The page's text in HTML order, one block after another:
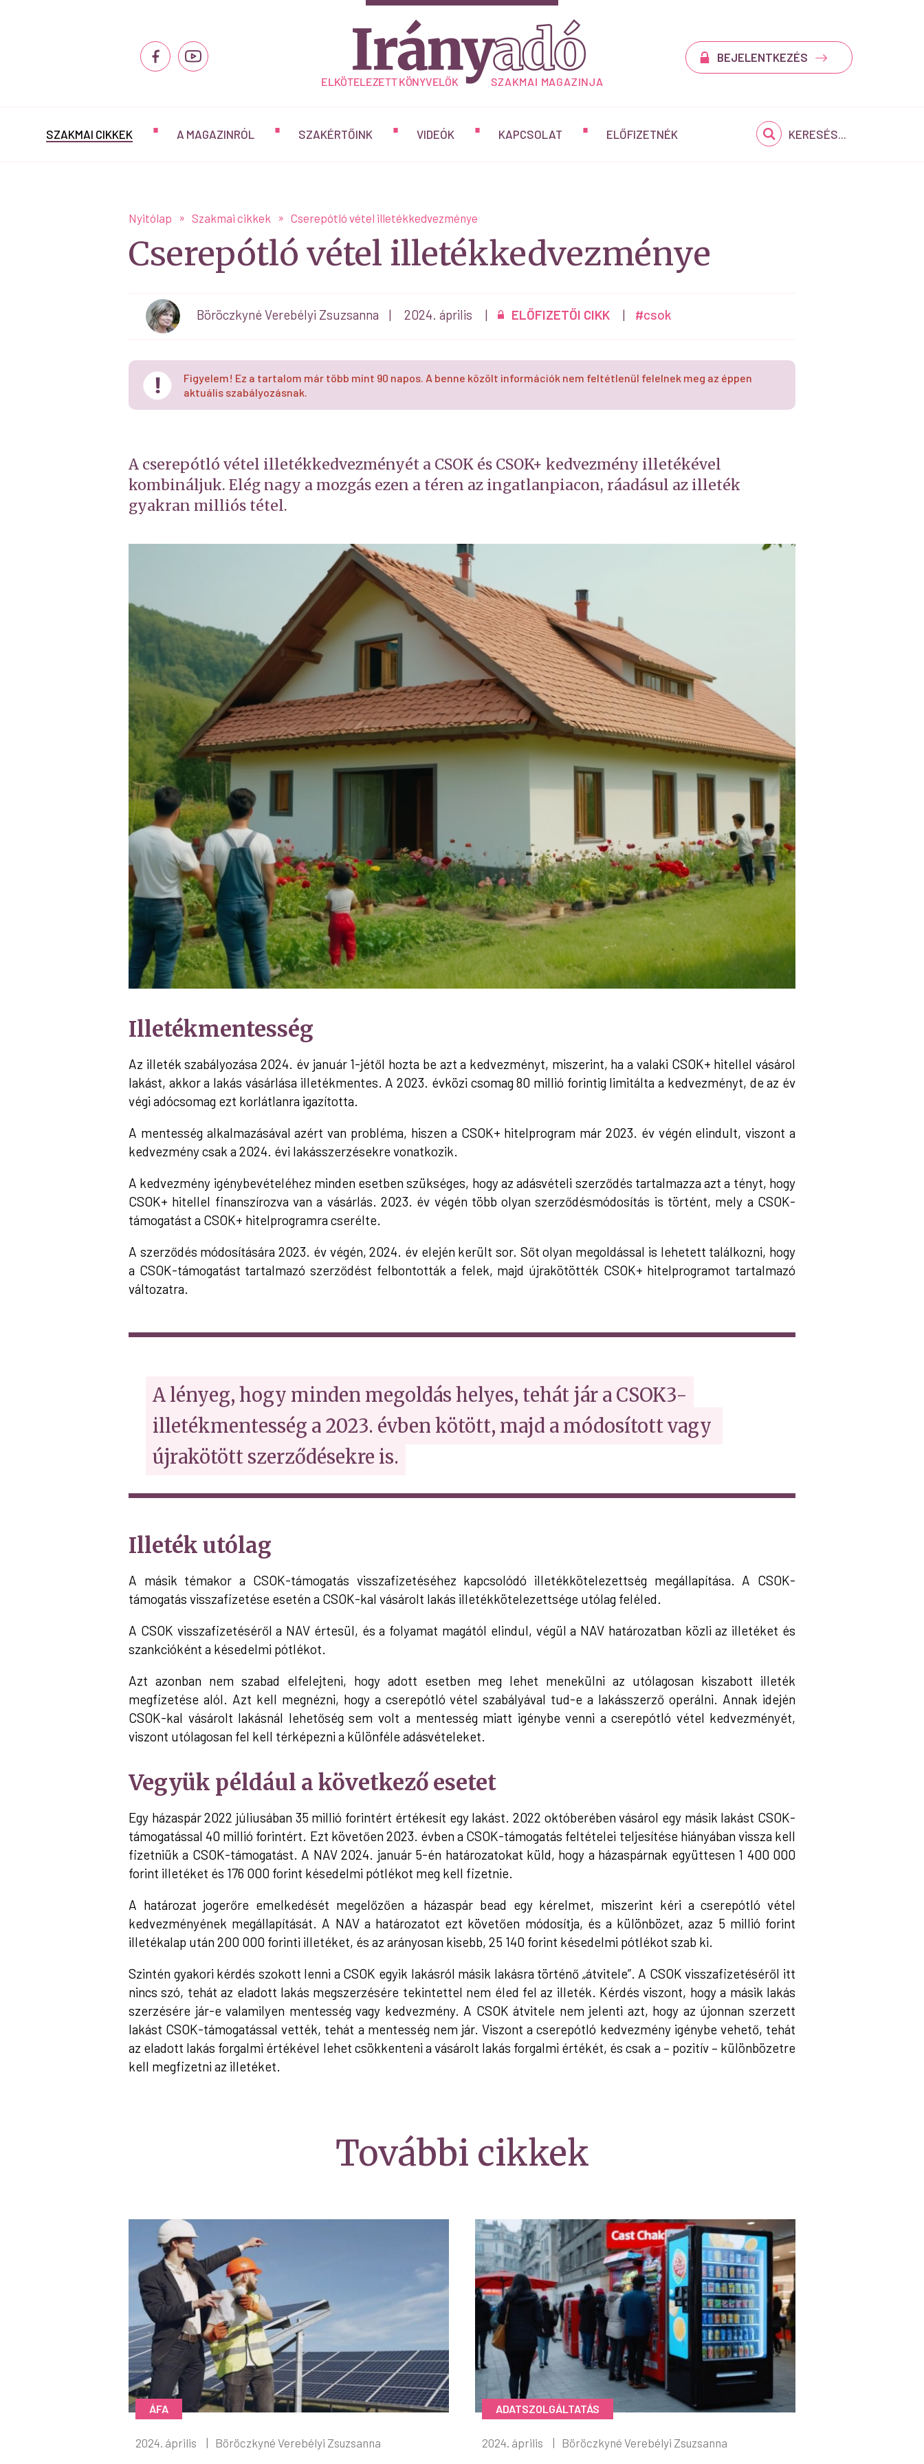
BEJELENTKEZÉS
SZAKMAI CIKKEK A MAGAZINRÓL SZAKÉRTŐINK VIDEÓK KAPCSOLAT ELŐFIZETNÉK KERESÉS...
Nyitólap Szakmai cikkek Cserepótló vétel illetékkedvezménye
Cserepótló vétel illetékkedvezménye
Böröczkyné Verebélyi Zsuzsanna | 2024. április | ELŐFIZETŐI CIKK | #csok
Figyelem! Ez a tartalom már több mint 90 napos. A benne közölt információk nem feltétlenül felelnek meg az éppen
aktuális szabályozásnak.
A cserepótló vétel illetékkedvezményét a CSOK és CSOK+ kedvezmény illetékével
kombináljuk. Elég nagy a mozgás ezen a téren az ingatlanpiacon, ráadásul az illeték
gyakran milliós tétel.
Illetékmentesség
Az illeték szabályozása 2024. év január 1-jétől hozta be azt a kedvezményt, miszerint, ha a valaki CSOK+ hitellel vásárol
lakást, akkor a lakás vásárlása illetékmentes. A 2023. évközi csomag 80 millió forintig limitálta a kedvezményt, de az év
végi adócsomag ezt korlátlanra igazította.
A mentesség alkalmazásával azért van probléma, hiszen a CSOK+ hitelprogram már 2023. év végén elindult, viszont a
kedvezmény csak a 2024. évi lakásszerzésekre vonatkozik.
A kedvezmény igénybevételéhez minden esetben szükséges, hogy az adásvételi szerződés tartalmazza azt a tényt, hogy
CSOK+ hitellel finanszírozva van a vásárlás. 2023. év végén több olyan szerződésmódosítás is történt, mely a CSOK-
támogatást a CSOK+ hitelprogramra cserélte.
A szerződés módosítására 2023. év végén, 2024. év elején került sor. Sőt olyan megoldással is lehetett találkozni, hogy
a CSOK-támogatást tartalmazó szerződést felbontották a felek, majd újrakötötték CSOK+ hitelprogramot tartalmazó
változatra.
A lényeg, hogy minden megoldás helyes, tehát jár a CSOK3-
illetékmentesség a 2023. évben kötött, majd a módosított vagy
újrakötött szerződésekre is.
Illeték utólag
A másik témakor a CSOK-támogatás visszafizetéséhez kapcsolódó illetékkötelezettség megállapítása. A CSOK-
támogatás visszafizetése esetén a CSOK-kal vásárolt lakás illetékkötelezettsége utólag feléled.
A CSOK visszafizetéséről a NAV értesül, és a folyamat magától elindul, végül a NAV határozatban közli az illetéket és
szankcióként a késedelmi pótlékot.
Azt azonban nem szabad elfelejteni, hogy adott esetben meg lehet menekülni az utólagosan kiszabott illeték
megfizetése alól. Azt kell megnézni, hogy a cserepótló vétel szabályával tud-e a lakásszerző operálni. Annak idején
CSOK-kal vásárolt lakásnál lehetőség sem volt a mentesség miatt igénybe venni a cserepótló vétel kedvezményét,
viszont utólagosan fel kell térképezni a különféle adásvételeket.
Vegyük például a következő esetet
Egy házaspár 2022 júliusában 35 millió forintért értékesít egy lakást. 2022 októberében vásárol egy másik lakást CSOK-
támogatással 40 millió forintért. Ezt követően 2023. évben a CSOK-támogatás feltételei teljesítése hiányában vissza kell
fizetniük a CSOK-támogatást. A NAV 2024. január 5-én határozatokat küld, hogy a házaspárnak együttesen 1 400 000
forint illetéket és 176 000 forint késedelmi pótlékot meg kell fizetnie.
A határozat jogerőre emelkedését megelőzően a házaspár bead egy kérelmet, miszerint kéri a cserepótló vétel
kedvezményének megállapítását. A NAV a határozatot ezt követően módosítja, és a különbözet, azaz 5 millió forint
illetékalap után 200 000 forinti illetéket, és az arányosan kisebb, 25 140 forint késedelmi pótlékot szab ki.
Szintén gyakori kérdés szokott lenni a CSOK egyik lakásról másik lakásra történő „átvitele”. A CSOK visszafizetéséről itt
nincs szó, tehát az eladott lakás megszerzésére tekintettel nem éled fel az illeték. Kérdés viszont, hogy a másik lakás
szerzésére jár-e valamilyen mentesség vagy kedvezmény. A CSOK átvitele nem jelenti azt, hogy az újonnan szerzett
lakást CSOK-támogatással vették, tehát a mentesség nem jár. Viszont a cserepótló kedvezmény igénybe vehető, tehát
az eladott lakás forgalmi értékével lehet csökkenteni a vásárolt lakás forgalmi értékét, és csak a – pozitív – különbözetre
kell megfizetni az illetéket.
További cikkek
ÁFA
2024. április Böröczkyné Verebélyi Zsuzsanna
ADATSZOLGÁLTATÁS
2024. április Böröczkyné Verebélyi Zsuzsanna